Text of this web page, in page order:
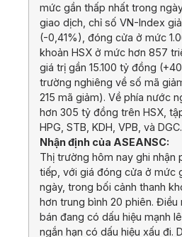
mức gần thấp nhất trong
giao dịch, chỉ số VN-Index
(-0,41%), đóng cửa ở mức
khoản HSX ở mức hơn 857
giá trị gần 15.100 tỷ đồng
trường nghiêng về số mã
215 mã giảm). Về phía nước
hơn 305 tỷ đồng trên HSX,
HPG, STB, KDH, VPB, và DGC.
Nhận định của ASEANSC:
Thị trường hôm nay ghi nhận
tiếp, với giá đóng cửa ở mức
ngày, trong bối cảnh thanh
hơn trung bình 20 phiên. Điều
bán đang có dấu hiệu mạnh
ngắn hạn có dấu hiệu xấu đi.